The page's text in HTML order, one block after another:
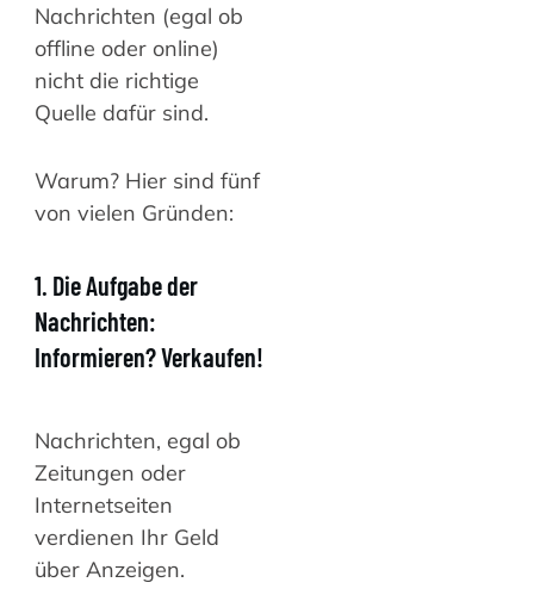
Nachrichten (egal ob
offline oder online)
nicht die richtige
Quelle dafür sind.
Warum? Hier sind fünf
von vielen Gründen:
1. Die Aufgabe der
Nachrichten:
Informieren? Verkaufen!
Nachrichten, egal ob
Zeitungen oder
Internetseiten
verdienen Ihr Geld
über Anzeigen.